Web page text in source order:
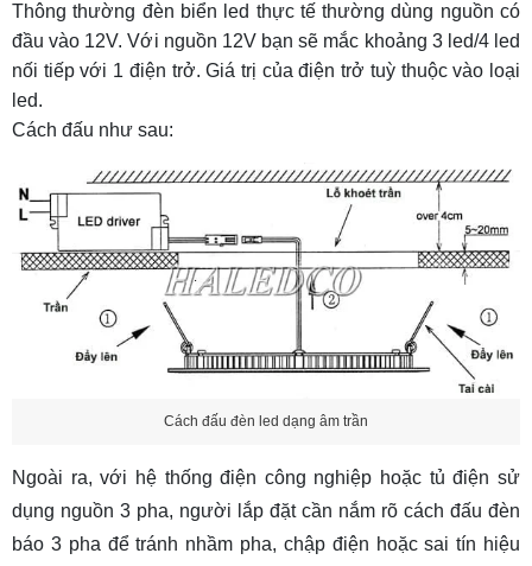
Thông thường đèn biển led thực tế thường dùng nguồn có
đầu vào 12V. Với nguồn 12V bạn sẽ mắc khoảng 3 led/4 led
nối tiếp với 1 điện trở. Giá trị của điện trở tuỳ thuộc vào loại
led.
Cách đấu như sau:
Cách đấu đèn led dạng âm trần
Ngoài ra, với hệ thống điện công nghiệp hoặc tủ điện sử
dụng nguồn 3 pha, người lắp đặt cần nắm rõ cách đấu đèn
báo 3 pha để tránh nhầm pha, chập điện hoặc sai tín hiệu